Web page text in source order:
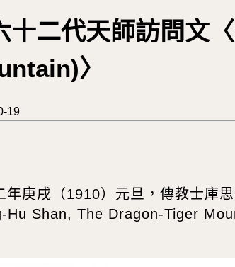
十二代天師訪問文
〉
19
年庚戌（1910）元旦，傳教士庫
Hu Shan, The Dragon-Tiger